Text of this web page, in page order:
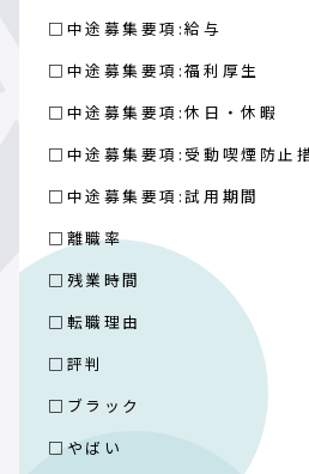
□中途募集要項:給与
□中途募集要項:福利厚生
□中途募集要項:休日・休暇
□中途募集要項:受動喫煙防止
□中途募集要項:試用期間
□離職率
□残業時間
□転職理由
□評判
□ブラック
□やばい